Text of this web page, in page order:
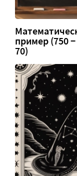
пример (750 −
70)